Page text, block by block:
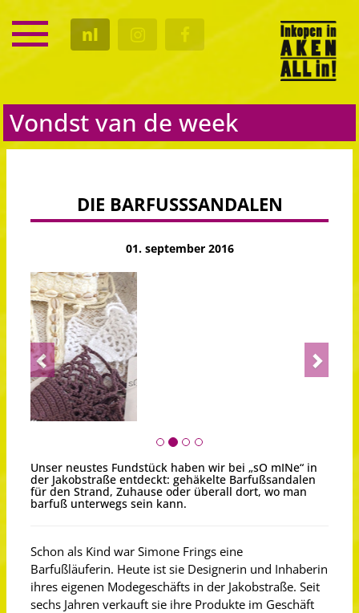
nl
SERVICE
KALENDER
Vondst van de week
DIE BARFUSSSANDALEN
01. september 2016
Previous Next
Unser neustes Fundstück haben wir bei „sO mINe“ in
der Jakobstraße entdeckt: gehäkelte Barfußsandalen
für den Strand, Zuhause oder überall dort, wo man
barfuß unterwegs sein kann.
Schon als Kind war Simone Frings eine
Barfußläuferin. Heute ist sie Designerin und Inhaberin
ihres eigenen Modegeschäfts in der Jakobstraße. Seit
sechs Jahren verkauft sie ihre Produkte im Geschäft